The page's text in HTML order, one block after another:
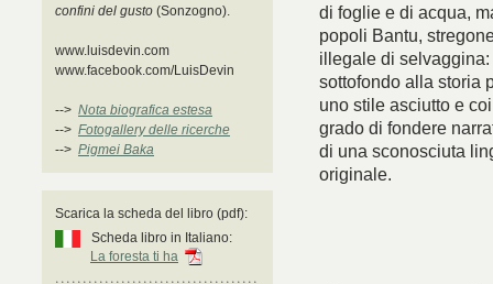
confini del gusto (Sonzogno).
www.luisdevin.com
www.facebook.com/LuisDevin
--> Nota biografica estesa
--> Fotogallery delle ricerche
--> Pigmei Baka
Scarica la scheda del libro (pdf):
Scheda libro in Italiano:
La foresta ti ha
di foglie e di acqua,
popoli Bantu,
illegale di
sottofondo alla storia
uno stile asciutto e
grado di fondere
di una sconosciuta
originale.